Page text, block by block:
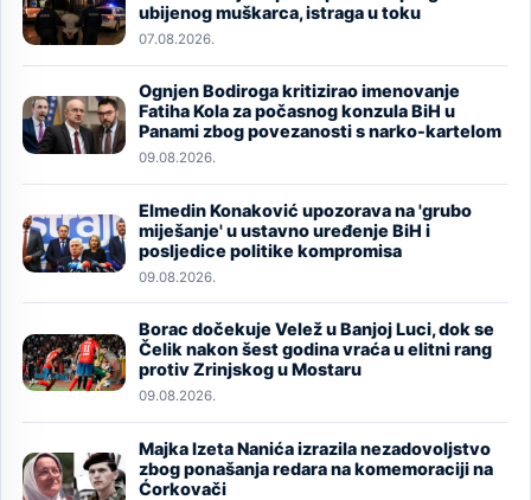
ubijenog muškarca, istraga u toku
07.08.2026.
Image
Ognjen Bodiroga kritizirao imenovanje
Fatiha Kola za počasnog konzula BiH u
Panami zbog povezanosti s narko-kartelom
09.08.2026.
Image
Elmedin Konaković upozorava na 'grubo
miješanje' u ustavno uređenje BiH i
posljedice politike kompromisa
09.08.2026.
Image
Borac dočekuje Velež u Banjoj Luci, dok se
Čelik nakon šest godina vraća u elitni rang
protiv Zrinjskog u Mostaru
09.08.2026.
Image
Majka Izeta Nanića izrazila nezadovoljstvo
zbog ponašanja redara na komemoraciji na
Ćorkovači